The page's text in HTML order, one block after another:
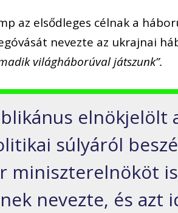
az elsődleges célnak a
nevezte az ukrajnai
világháborúval játszunk”.
elnökjelölt
súlyáról
miniszterelnököt
nevezte, és azt